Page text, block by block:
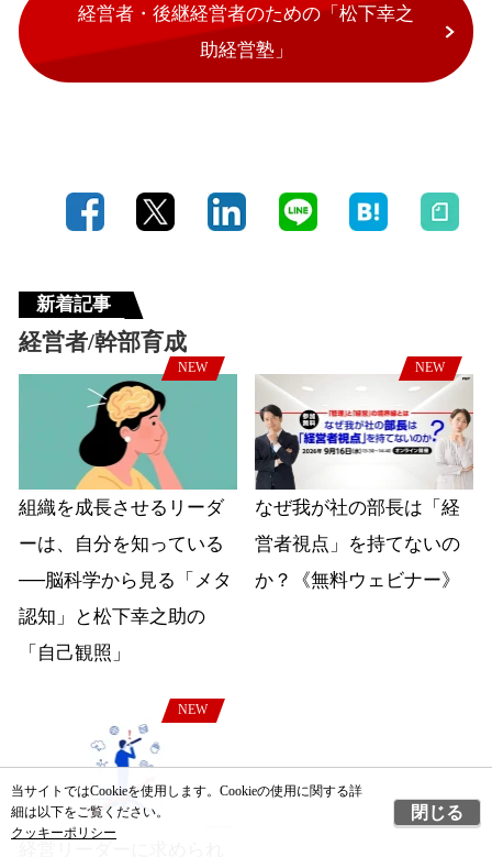
経営者・後継経営者のための「松下幸之
助経営塾」
新着記事
経営者/幹部育成
NEW
組織を成長させるリーダ
ーは、自分を知っている
──脳科学から見る「メタ
認知」と松下幸之助の
「自己観照」
NEW
なぜ我が社の部長は「経
営者視点」を持てないの
か？《無料ウェビナー》
NEW
当サイトではCookieを使用します。Cookieの使用に関する詳
細は以下をご覧ください。
クッキーポリシー
閉じる